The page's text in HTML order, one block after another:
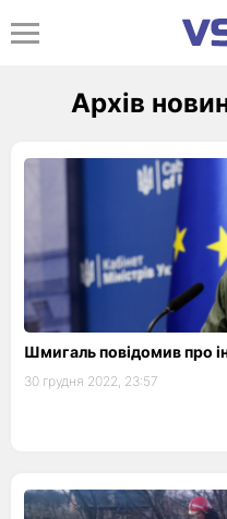
Архів
Шмигаль повідомив про
30 грудня 2022, 23:57